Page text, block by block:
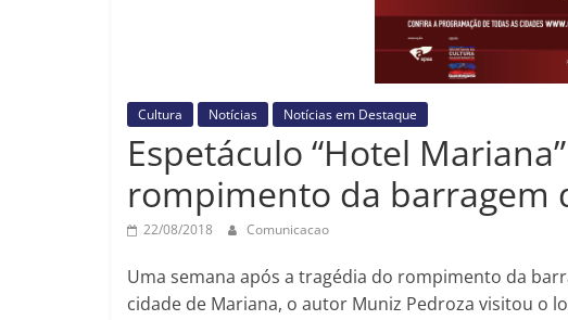
Cultura Notícias Notícias em Destaque
Espetáculo “Hotel
rompimento da barragem
22/08/2018 Comunicacao
Uma semana após a tragédia do rompimento da
cidade de Mariana, o autor Muniz Pedroza visitou o